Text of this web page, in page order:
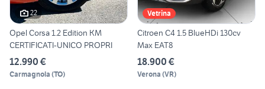
22
Opel Corsa 1.2 Edition KM
CERTIFICATI-UNICO PROPRI
12.990 €
Carmagnola (TO)
Vetrina
Citroen C4 1.5 BlueHDi 130cv
Max EAT8
18.900 €
Verona (VR)